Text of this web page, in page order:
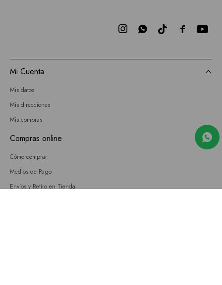

 
Mi Cuenta
Mis datos
Mis direcciones
Mis compras
Compras online
Cómo comprar
Medios de Pago
Envíos y Retiro en Tienda